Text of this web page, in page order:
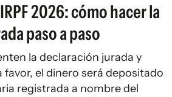
2026: cómo hacer la
paso a paso
la declaración jurada y
favor, el dinero será depositado
registrada a nombre del